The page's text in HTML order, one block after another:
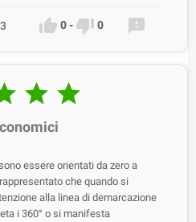
 0-  0 
 
essere orientati da zero a
che quando si
alla linea di demarcazione
i 360° o si manifesta